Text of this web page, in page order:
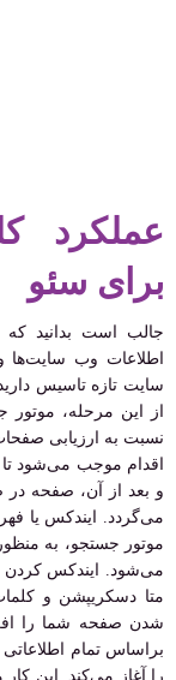
عملکرد
برای سئو
جالب است بدانید
اطلاعات وب سایت‌ها
سایت تازه تاسیس
نسبت به ارزیابی
اقدام موجب می‌شود
و بعد از آن، صفحه در
می‌گردد. ایندکس یا
موتور جستجو، به
می‌شود. ایندکس کردن
متا دسکریپشن و
شدن صفحه شما را
براساس تمام
را آغاز می‌کند. این